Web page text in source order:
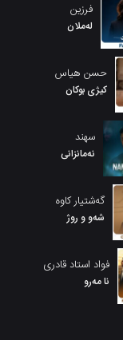
فرزین
لەملان
حسن هیاس
کیژی بوکان
سهند
نەمانزانی
گەشتیار کاوە
شەو و روژ
فواد استاد قادری
نا مەرو